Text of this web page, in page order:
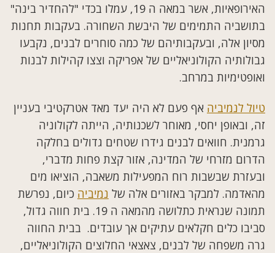
האירופאיות, אשר במאה ה 19, עמלו בכדי "להחדיר בינה"
בתושביה התמימים של היבשת השחורה. בעקבות תחנות
מסיון אלה, ובעקבותיהם של כמה סוחרים לבנים, נקבעו
גבולותיה הקולוניאליים של אפריקה וצצו קהילות לבנות
ואופטימיות במרחב.
טיול לנמיביה אף פעם לא היה יעד מאד אטרקטיבי בעניין
זה, ובאופן יחסי, מאוחר לשכנותיה, הייתה לקולוניה
גרמנית. חוואים לבנים גידרו שטחים גדולים בחלקה
הדרום מזרחי של המדינה, אזור קצת פחות מדברי,
ובעזרת שבשבות רוח המפעילות משאבה, הוציאו מים
מהאדמה. למבקר באזורים אלה של נמיביה כיום, נפרשת
תמונה שנראית כתלושה מהמאה ה 19. בית חווה גדול,
סביבו כלים חקלאים עתיקים אך עובדים. בבית החווה
גרה משפחה של לבנים, צאצאי החלוצים הקולוניאליים,